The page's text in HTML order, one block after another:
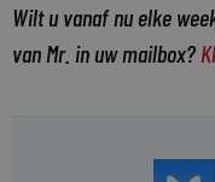
Wilt u vanaf nu elke
van Mr. in uw mailbox?